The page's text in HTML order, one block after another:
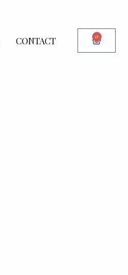
CONTACT 0